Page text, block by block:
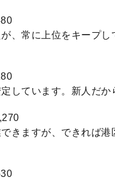
、常に上位をキープ
しています。新人だ
きますが、できれば